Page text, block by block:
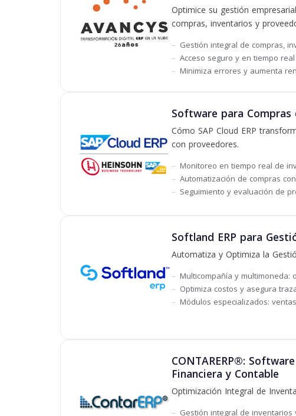
Optimice su gestión
compras, inventarios y
Gestión integral de compras,
Acceso seguro y en tiempo
Minimiza errores y aumenta
Software para Compras
Cómo SAP Cloud ERP
con proveedores.
Monitoreo en tiempo real de
Automatización de compras
Seguimiento y evaluación de
Softland ERP para
Automatiza y Optimiza la
Multicompañía y multimoneda:
Optimiza costos y asegura
Módulos especializados:
CONTARERP®:
Financiera y Contable
Optimización Integral de
Gestión integral de